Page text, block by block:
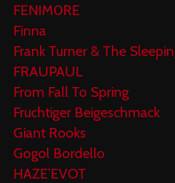
FENIM0RE
Finna
Frank Turner & The
FRAUPAUL
From Fall To Spring
Fruchtiger Beigeschmack
Giant Rooks
Gogol Bordello
HAZE’EVOT